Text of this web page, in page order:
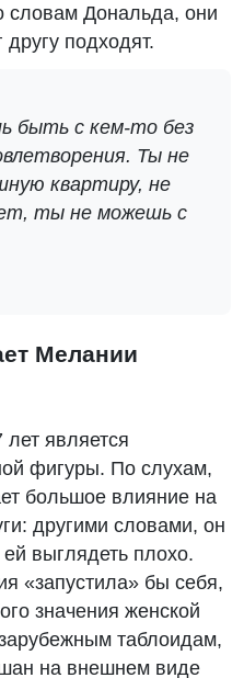
словам Дональда, они
другу подходят.
быть с кем-то без
Ты не
квартиру, не
ты не можешь с
Мелании
является
фигуры. По слухам,
большое влияние на
другими словами, он
выглядеть плохо.
«запустила» бы себя,
значения женской
таблоидам,
на внешнем виде